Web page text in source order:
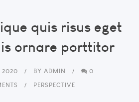
quis risus eget
ornare porttitor
2020 BY ADMIN
0
PERSPECTIVE